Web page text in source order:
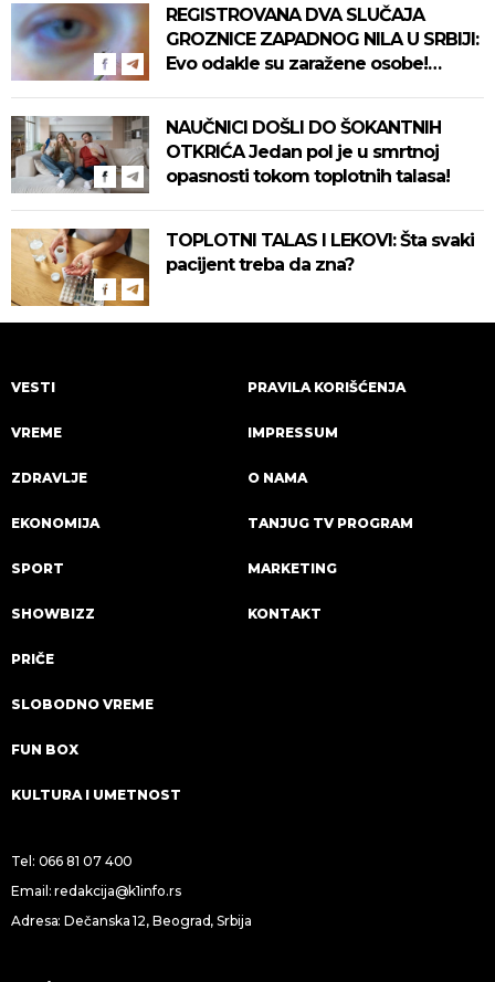
REGISTROVANA DVA SLUČAJA
GROZNICE ZAPADNOG NILA U SRBIJI:
Evo odakle su zaražene osobe!
NAUČNICI DOŠLI DO ŠOKANTNIH
OTKRIĆA Jedan pol je u smrtnoj
opasnosti tokom toplotnih talasa!
TOPLOTNI TALAS I LEKOVI: Šta svaki
pacijent treba da zna?
VESTI
VREME
ZDRAVLJE
EKONOMIJA
SPORT
SHOWBIZZ
PRIČE
SLOBODNO VREME
FUN BOX
KULTURA I UMETNOST
PRAVILA KORIŠĆENJA
IMPRESSUM
O NAMA
TANJUG TV PROGRAM
MARKETING
KONTAKT
Tel: 066 81 07 400
Email:redakcija@k1info.rs
Adresa: Dečanska 12, Beograd, Srbija